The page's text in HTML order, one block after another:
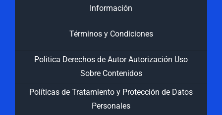
Información
Términos y Condiciones
Politica Derechos de Autor Autorización Uso
Sobre Contenidos
Políticas de Tratamiento y Protección de Datos
Personales